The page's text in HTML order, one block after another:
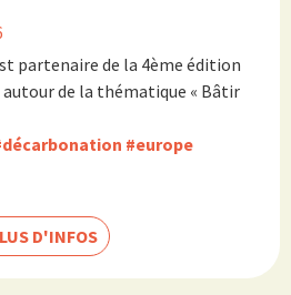
partenaire de la 4ème édition
autour de la thématique « Bâtir
#europe
D'INFOS